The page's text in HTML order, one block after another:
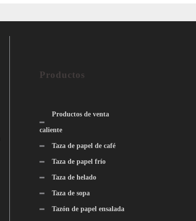
Productos
Productos de venta
caliente
Taza de papel de café
Taza de papel frío
Taza de helado
Taza de sopa
Tazón de papel ensalada